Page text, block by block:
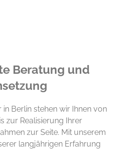
Beratung und
Berlin stehen wir Ihnen von
zur Realisierung Ihrer
zur Seite. Mit unserem
langjährigen Erfahrung